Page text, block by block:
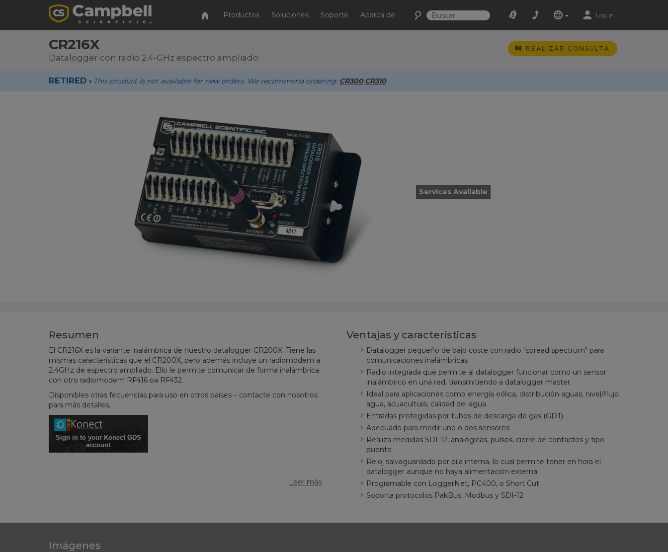
Productos Soluciones Soporte Acerca de Log In
CR216X
Datalogger con radio 2.4-GHz espectro ampliado
REALIZAR CONSULTA
RETIRED › This product is not available for new orders. We recommend ordering: CR300,CR310.
Services Available
Resumen
El CR216X es la variante inalámbrica de nuestro datalogger CR200X. Tiene las
mismas características que el CR200X, pero además incluye un radiomodem a
2.4GHz de espectro ampliado. Ello le permite comunicar de forma inalámbrica
con otro radiomodem RF416 oa RF432.
Disponibles otras fecuencias para uso en otros paises – contacte con nosotros
para más detalles.
Sign in to your Konect GDS
account
Leer más
Ventajas y características
Datalogger pequeño de bajo coste con radio "spread spectrum" para
comunicaciones inalámbricas
Radio integrada que permite al datalogger funcionar como un sensor
inalámbrico en una red, transmitiendo a datalogger master.
Ideal para aplicaciones como energía eólica, distribución aguas, nivel/flujo
agua, acuacultura, calidad del agua
Entradas protegidas por tubos de descarga de gas (GDT)
Adecuado para medir uno o dos sensores
Realiza medidas SDI-12, analógicas, pulsos, cierre de contactos y tipo
puente
Reloj salvaguardado por pila interna, lo cual permite tener en hora el
datalogger aunque no haya alimentación externa
Programable con LoggerNet, PC400, o Short Cut
Soporta protocolos PakBus, Modbus y SDI-12
Imágenes